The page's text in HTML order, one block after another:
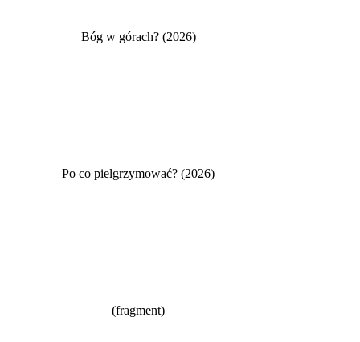
Bóg w górach? (2026)
Po co pielgrzymować? (2026)
(fragment)